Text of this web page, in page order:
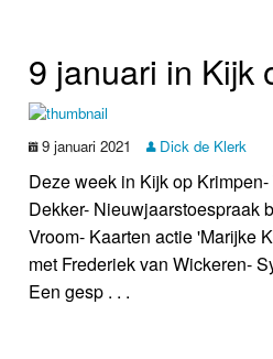
9 januari in Kijk
9 januari 2021 Dick de Klerk
Deze week in Kijk op
Dekker- Nieuwjaarstoespraak
Vroom- Kaarten actie 'Marijke
met Frederiek van Wickeren-
Een gesp . . .